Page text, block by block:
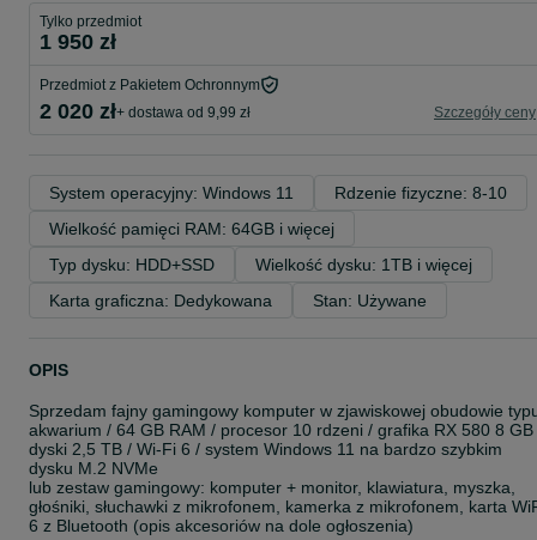
Tylko przedmiot
1 950 zł
Przedmiot z Pakietem Ochronnym
2 020 zł+ dostawa od 9,99 zł Szczegóły ceny
System operacyjny: Windows 11
Rdzenie fizyczne: 8-10
Wielkość pamięci RAM: 64GB i więcej
Typ dysku: HDD+SSD
Wielkość dysku: 1TB i więcej
Karta graficzna: Dedykowana
Stan: Używane
OPIS
Sprzedam fajny gamingowy komputer w zjawiskowej obudowie
akwarium / 64 GB RAM / procesor 10 rdzeni / grafika RX 580 8 GB
dyski 2,5 TB / Wi-Fi 6 / system Windows 11 na bardzo szybkim
dysku M.2 NVMe
lub zestaw gamingowy: komputer + monitor, klawiatura, myszka,
głośniki, słuchawki z mikrofonem, kamerka z mikrofonem, karta
6 z Bluetooth (opis akcesoriów na dole ogłoszenia)